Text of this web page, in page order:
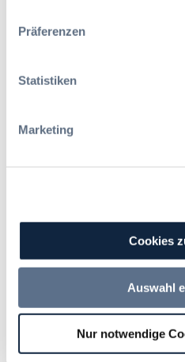
Präferenzen
Statistiken
Marketing
Cookies
Auswahl
Nur notwendige
Ihre Ansprechpartner
Sprechen Sie uns an – wir
Leiter Fortbildungen
Daniel Buschermöhle